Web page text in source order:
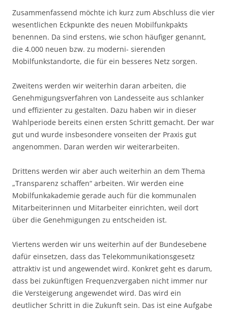
Zusammenfassend möchte ich kurz zum Abschluss die vier
wesentlichen Eckpunkte des neuen Mobilfunkpakts
benennen. Da sind erstens, wie schon häufiger genannt,
die 4.000 neuen bzw. zu moderni- sierenden
Mobilfunkstandorte, die für ein besseres Netz sorgen.
Zweitens werden wir weiterhin daran arbeiten, die
Genehmigungsverfahren von Landesseite aus schlanker
und effizienter zu gestalten. Dazu haben wir in dieser
Wahlperiode bereits einen ersten Schritt gemacht. Der war
gut und wurde insbesondere vonseiten der Praxis gut
angenommen. Daran werden wir weiterarbeiten.
Drittens werden wir aber auch weiterhin an dem Thema
„Transparenz schaffen“ arbeiten. Wir werden eine
Mobilfunkakademie gerade auch für die kommunalen
Mitarbeiterinnen und Mitarbeiter einrichten, weil dort
über die Genehmigungen zu entscheiden ist.
Viertens werden wir uns weiterhin auf der Bundesebene
dafür einsetzen, dass das Telekommunikationsgesetz
attraktiv ist und angewendet wird. Konkret geht es darum,
dass bei zukünftigen Frequenzvergaben nicht immer nur
die Versteigerung angewendet wird. Das wird ein
deutlicher Schritt in die Zukunft sein. Das ist eine Aufgabe